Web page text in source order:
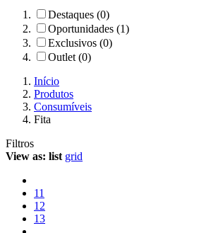
Destaques (0)
Oportunidades (1)
Exclusivos (0)
Outlet (0)
Início
Produtos
Consumíveis
Fita
Filtros
View as: list grid
11
12
13